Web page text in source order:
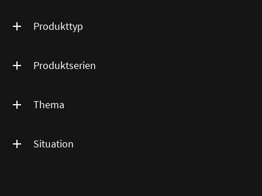
Produkttyp
Produktserien
Thema
Situation